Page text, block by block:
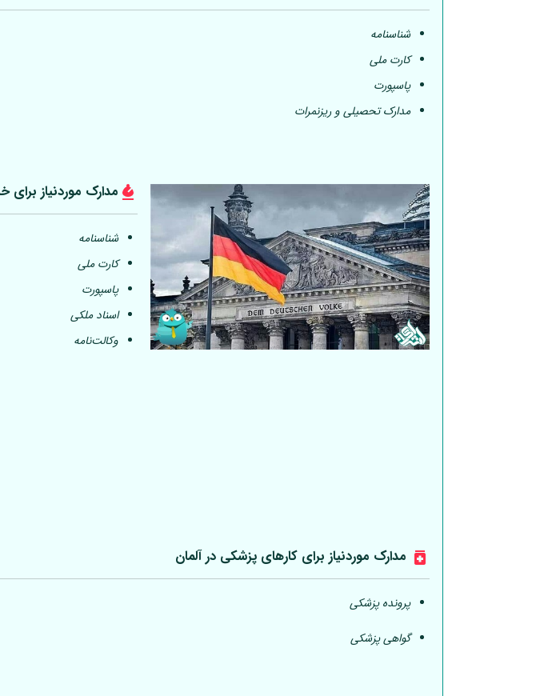
شناسنامه
کارت ملی
پاسپورت
مدارک تحصیلی و ریزنمرات
مدارک موردنیاز برای
شناسنامه
کارت ملی
پاسپورت
اسناد ملکی
وکالت‌نامه
مدارک موردنیاز برای کارهای پزشکی درآلمان
پرونده پزشکی
گواهی پزشکی